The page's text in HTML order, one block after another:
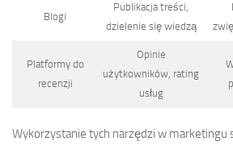
Blogi
Publikacja treści,
dzielenie się wiedzą
Platformy do
recenzji
Opinie
użytkowników, rating
usług
Wykorzystanie tych narzędzi w marketingu